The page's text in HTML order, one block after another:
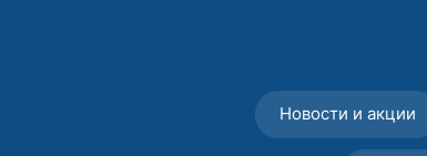
Новости и акции